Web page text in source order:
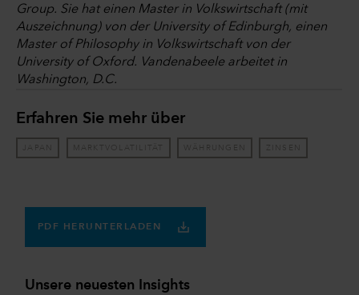
Group. Sie hat einen Master in Volkswirtschaft (mit
Auszeichnung) von der University of Edinburgh, einen
Master of Philosophy in Volkswirtschaft von der
University of Oxford. Vandenabeele arbeitet in
Washington, D.C.
Erfahren Sie mehr über
JAPAN MARKTVOLATILITÄT WÄHRUNGEN ZINSEN
PDF HERUNTERLADEN
Unsere neuesten Insights